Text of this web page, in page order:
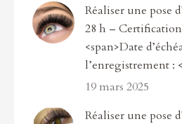
Réaliser une pose
28 h – Certification
<span>Date
l’enregistrement :
19 mars 2025
Réaliser une pose